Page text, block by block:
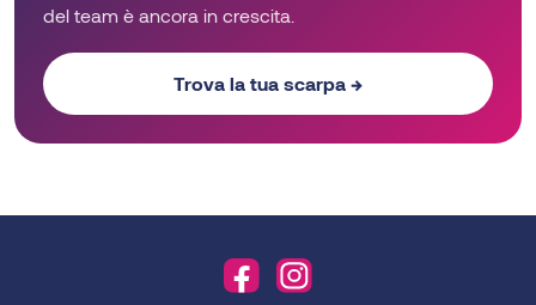
del team è ancora in crescita.
Trova la tua scarpa →